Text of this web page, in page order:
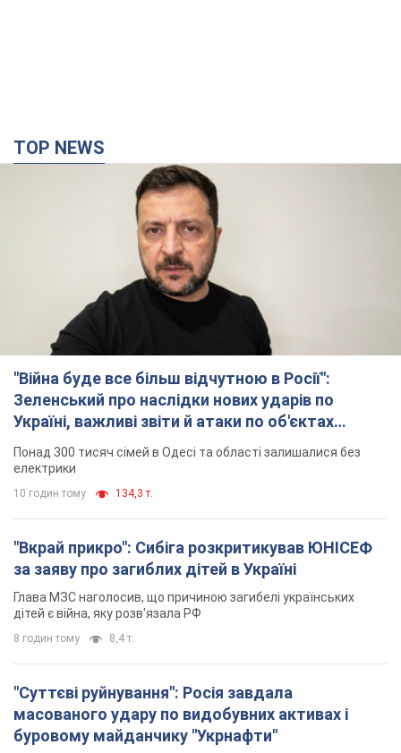
TOP NEWS
"Війна буде все більш відчутною в Росії":
Зеленський про наслідки нових ударів по
Україні, важливі звіти й атаки по об'єктах
ворога. Відео
Понад 300 тисяч сімей в Одесі та області залишалися без
електрики
10 годин тому 134,3 т.
"Вкрай прикро": Сибіга розкритикував ЮНІСЕФ
за заяву про загиблих дітей в Україні
Глава МЗС наголосив, що причиною загибелі українських
дітей є війна, яку розв'язала РФ
8 годин тому 8,4 т.
"Суттєві руйнування": Росія завдала
масованого удару по видобувних активах і
буровому майданчику "Укрнафти"